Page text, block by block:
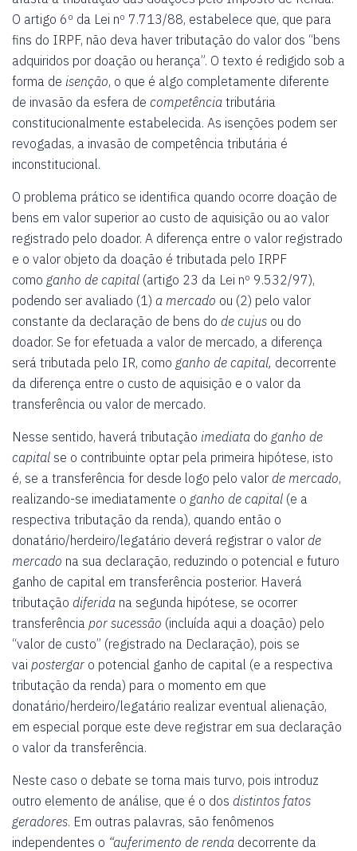
O artigo 6º da Lei nº 7.713/88, estabelece que, que para
fins do IRPF, não deva haver tributação do valor dos “bens
adquiridos por doação ou herança”. O texto é redigido sob a
forma de isenção, o que é algo completamente diferente
de invasão da esfera de competência tributária
constitucionalmente estabelecida. As isenções podem ser
revogadas, a invasão de competência tributária é
inconstitucional.
O problema prático se identifica quando ocorre doação de
bens em valor superior ao custo de aquisição ou ao valor
registrado pelo doador. A diferença entre o valor registrado
e o valor objeto da doação é tributada pelo IRPF
como ganho de capital (artigo 23 da Lei nº 9.532/97),
podendo ser avaliado (1) a mercado ou (2) pelo valor
constante da declaração de bens do de cujus ou do
doador. Se for efetuada a valor de mercado, a diferença
será tributada pelo IR, como ganho de capital, decorrente
da diferença entre o custo de aquisição e o valor da
transferência ou valor de mercado.
Nesse sentido, haverá tributação imediata do ganho de
capital se o contribuinte optar pela primeira hipótese, isto
é, se a transferência for desde logo pelo valor de mercado,
realizando-se imediatamente o ganho de capital (e a
respectiva tributação da renda), quando então o
donatário/herdeiro/legatário deverá registrar o valor de
mercado na sua declaração, reduzindo o potencial e futuro
ganho de capital em transferência posterior. Haverá
tributação diferida na segunda hipótese, se ocorrer
transferência por sucessão (incluída aqui a doação) pelo
“valor de custo” (registrado na Declaração), pois se
vai postergar o potencial ganho de capital (e a respectiva
tributação da renda) para o momento em que
donatário/herdeiro/legatário realizar eventual alienação,
em especial porque este deve registrar em sua declaração
o valor da transferência.
Neste caso o debate se torna mais turvo, pois introduz
outro elemento de análise, que é o dos distintos fatos
geradores. Em outras palavras, são fenômenos
independentes o “auferimento de renda decorrente da